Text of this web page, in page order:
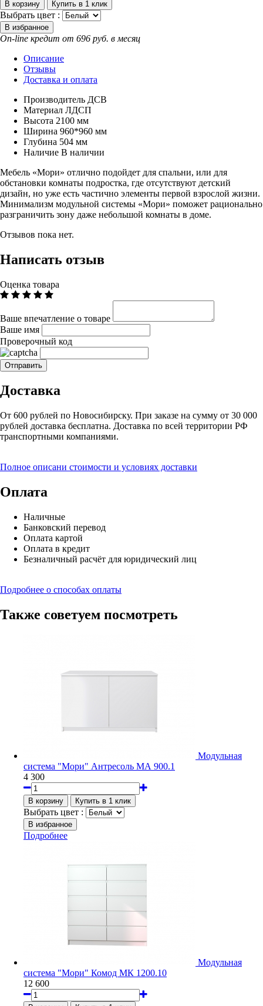
Выбрать цвет :
On-line кредит от 696 руб. в месяц
Описание
Отзывы
Доставка и оплата
Производитель ДСВ
Материал ЛДСП
Высота 2100 мм
Ширина 960*960 мм
Глубина 504 мм
Наличие В наличии
Мебель «Мори» отлично подойдет для спальни, или для
обстановки комнаты подростка, где отсутствуют детский
дизайн, но уже есть частично элементы первой взрослой жизни.
Минимализм модульной системы «Мори» поможет рационально
разграничить зону даже небольшой комнаты в доме.
Отзывов пока нет.
Написать отзыв
Оценка товара
Ваше впечатление о товаре
Ваше имя
Проверочный код
Доставка
От 600 рублей по Новосибирску. При заказе на сумму от 30 000
рублей доставка бесплатна. Доставка по всей территории РФ
транспортными компаниями.
Полное описани стоимости и условиях доставки
Оплата
Наличные
Банковский перевод
Оплата картой
Оплата в кредит
Безналичный расчёт для юридический лиц
Подробнее о способах оплаты
Также советуем посмотреть
Модульная
система "Мори" Антресоль МА 900.1
4 300
Выбрать цвет :
Подробнее
Модульная
система "Мори" Комод МК 1200.10
12 600